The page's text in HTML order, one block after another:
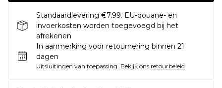
Standaardlevering €7.99. EU-douane- en
invoerkosten worden toegevoegd bij het
afrekenen
In aanmerking voor retournering binnen 21
dagen
Uitsluitingen van toepassing. Bekijk ons retourbeleid